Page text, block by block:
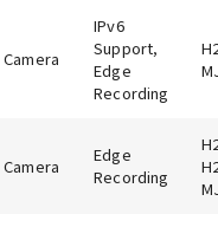
Camera
IPv6
Support,
Edge
Recording
Camera
Edge
Recording